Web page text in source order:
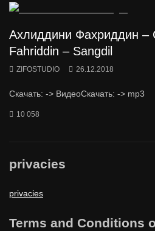
Ахлиддини Фахриддин –
Fahriddin – Sangdil
ZIFOSTUDIO 26.12.2018
Скачать: -> ВидеоСкачать: -> mp3
10 058
privacies
privacies
Terms and Conditions